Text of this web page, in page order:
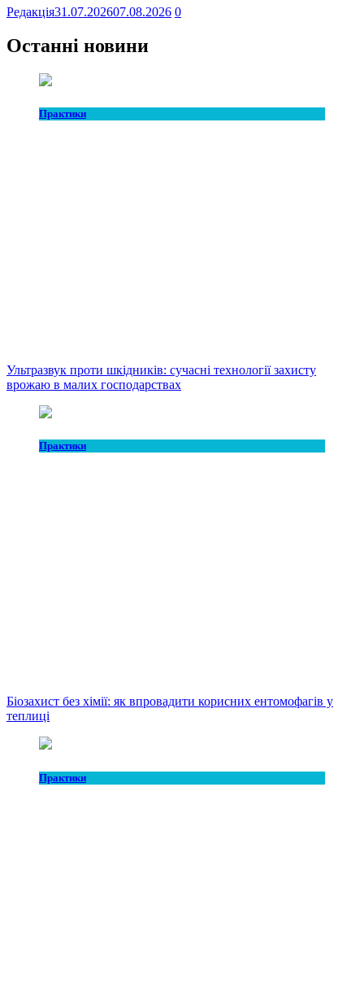
Редакція31.07.202607.08.2026 0
Останні новини
Практики
Ультразвук проти шкідників: сучасні технології захисту
врожаю в малих господарствах
Практики
Біозахист без хімії: як впровадити корисних ентомофагів у
теплиці
Практики